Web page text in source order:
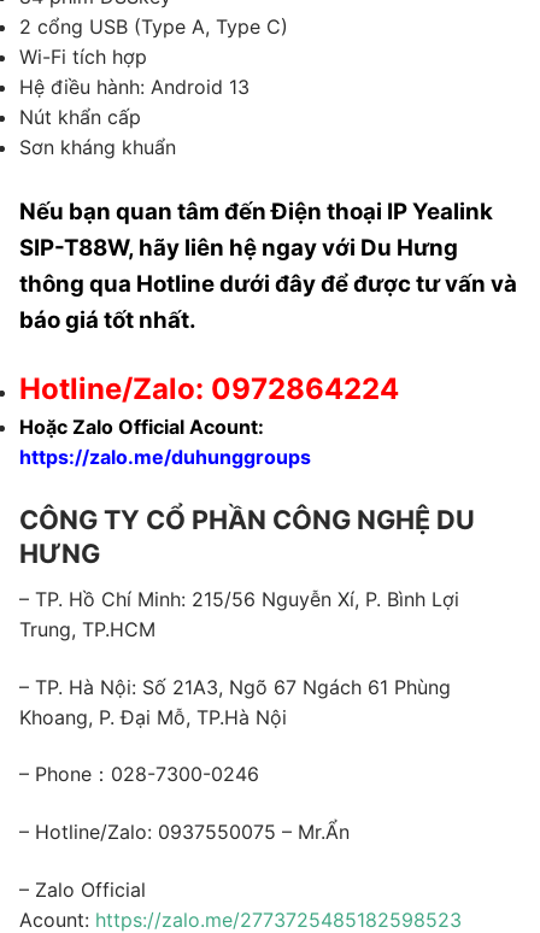
2 cổng USB (Type A, Type C)
Wi-Fi tích hợp
Hệ điều hành: Android 13
Nút khẩn cấp
Sơn kháng khuẩn
Nếu bạn quan tâm đến Điện thoại IP Yealink
SIP-T88W, hãy liên hệ ngay với Du Hưng
thông qua Hotline dưới đây để đượctư vấn và
báo giá tốt nhất.
Hotline/Zalo: 0972864224
Hoặc Zalo Official Acount:
https://zalo.me/duhunggroups
CÔNG TY CỔ PHẦN CÔNG NGHỆ DU
HƯNG
– TP. Hồ Chí Minh: 215/56 Nguyễn Xí, P. Bình Lợi
Trung, TP.HCM
– TP. Hà Nội: Số 21A3, Ngõ 67 Ngách 61 Phùng
Khoang, P. Đại Mỗ, TP.Hà Nội
– Phone：028-7300-0246
– Hotline/Zalo: 0937550075 – Mr.Ẩn
– Zalo Official
Acount: https://zalo.me/2773725485182598523